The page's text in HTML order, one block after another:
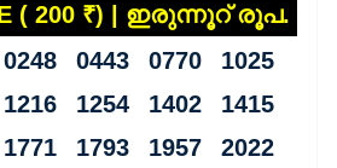
( 200 ₹) | ഇരുന്നൂറ് രൂപ.
0443 0770 1025
1254 1402 1415
1793 1957 2022